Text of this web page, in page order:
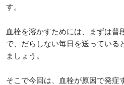
す。
血栓を溶かすためには、まずは普
で、だらしない毎日を送っている
ましょう。
そこで今回は、血栓が原因で発症